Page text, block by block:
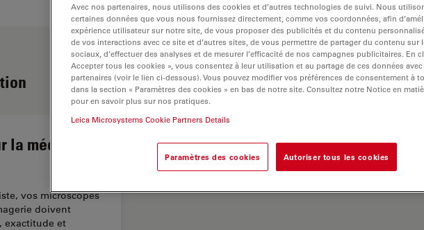
médecine
vos microscopes
doivent
exactitude et
Avec nos partenaires, nous utilisons des cookies et d’autres technologies de suivi. Nous
certaines données que vous nous fournissez directement, comme vos coordonnées, afin
expérience utilisateur sur notre site, de vous proposer des publicités et du contenu
de vos interactions avec ce site et d’autres sites, de vous permettre de partager du contenu sur
sociaux, d’effectuer des analyses et de mesurer l’efficacité de nos campagnes publicitaires. En
Accepter tous les cookies », vous consentez à leur utilisation et au partage de ces données
partenaires (voir le lien ci-dessous). Vous pouvez modifier vos préférences de consentement à
dans la section « Paramètres des cookies » en bas de notre site. Consultez notre Notice en
pour en savoir plus sur nos pratiques.
Leica Microsystems Cookie Partners Details
Paramètres des cookies Autoriser tous les cookies